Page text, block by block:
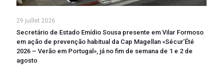
29 juillet 2026
Secretário de Estado Emídio Sousa presente em Vilar Formoso
em ação de prevenção habitual da Cap Magellan «Sécur’Été
2026 – Verão em Portugal», já no fim de semana de 1 e 2 de
agosto